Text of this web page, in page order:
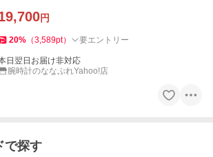
円
20% （3,589pt） 要エントリー
日翌日お届け非対応
腕時計のななぷれYahoo!店
で探す